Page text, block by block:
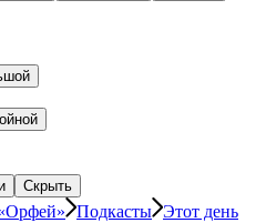
Скрыть
Подкасты Этот день